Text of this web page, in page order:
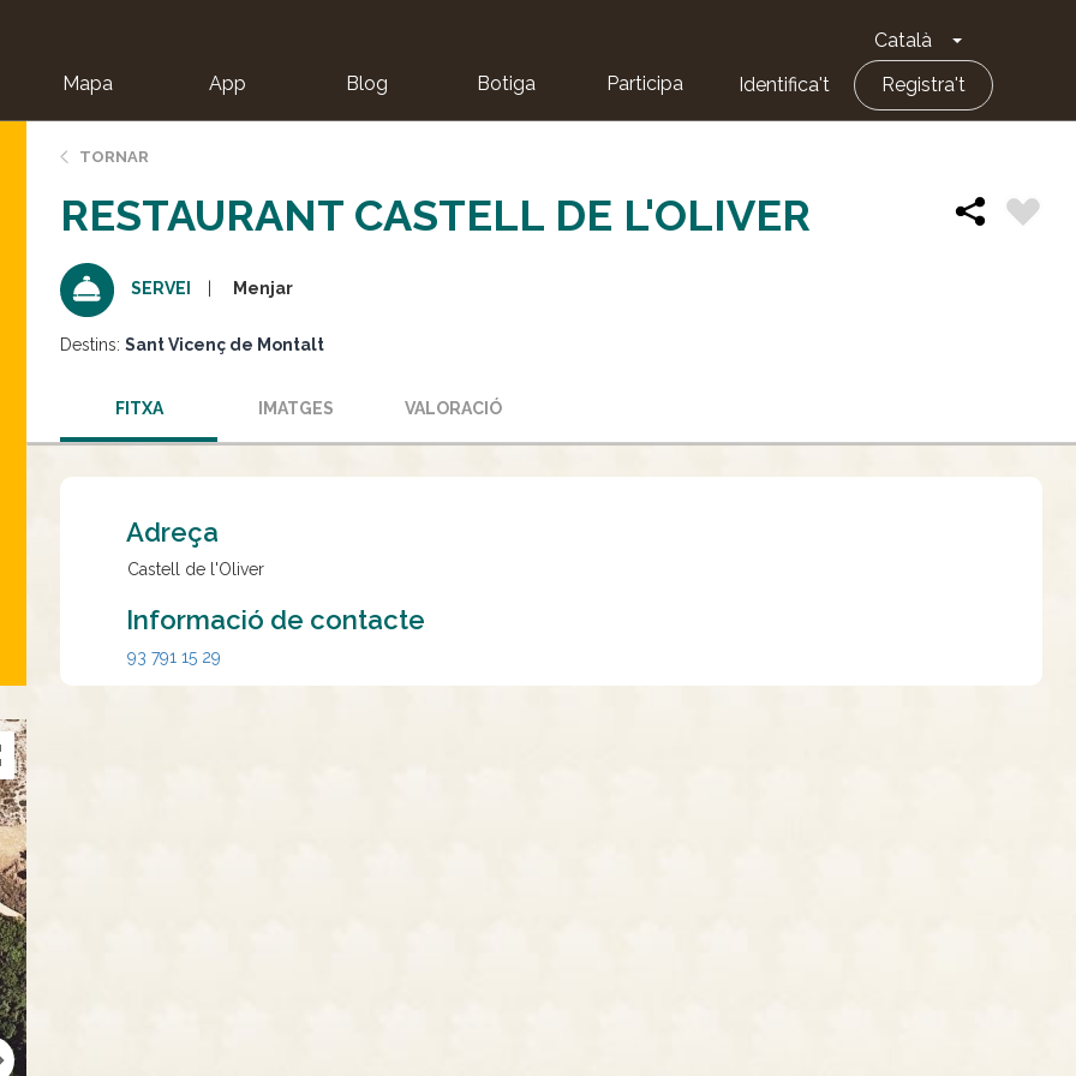
Català Toggle
Mapa App Blog Botiga Participa Identifica't Registra't
TORNAR
RESTAURANT CASTELL DE L'OLIVER
SERVEI Menjar
Destins: Sant Vicenç de Montalt
FITXA IMATGES VALORACIÓ
Adreça
Castell de l'Oliver
Informació de contacte
93 791 15 29